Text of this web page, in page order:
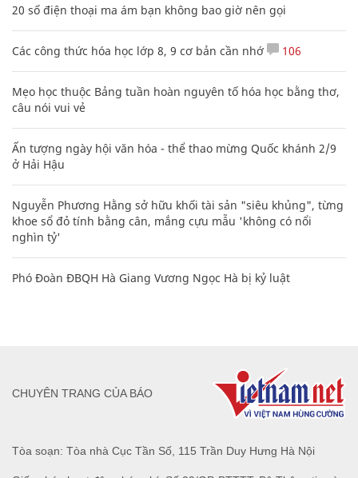
20 số điện thoại ma ám bạn không bao giờ nên gọi
Các công thức hóa học lớp 8, 9 cơ bản cần nhớ 106
Mẹo học thuộc Bảng tuần hoàn nguyên tố hóa học bằng thơ,
câu nói vui vẻ
Ấn tượng ngày hội văn hóa - thể thao mừng Quốc khánh 2/9
ở Hải Hậu
Nguyễn Phương Hằng sở hữu khối tài sản "siêu khủng", từng
khoe sổ đỏ tính bằng cân, mắng cựu mẫu 'không có nổi
nghìn tỷ'
Phó Đoàn ĐBQH Hà Giang Vương Ngọc Hà bị kỷ luật
Tòa soạn: Tòa nhà Cục Tần Số, 115 Trần Duy Hưng Hà Nội
CHUYÊN TRANG CỦA BÁO